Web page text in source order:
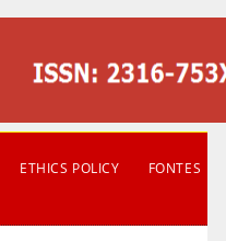
ETHICS POLICY
FONTES